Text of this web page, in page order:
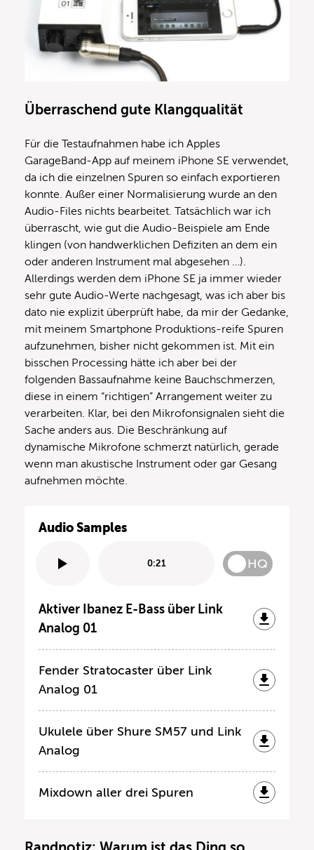
Überraschend gute Klangqualität
Für die Testaufnahmen habe ich Apples
GarageBand-App auf meinem iPhone SE verwendet,
da ich die einzelnen Spuren so einfach exportieren
konnte. Außer einer Normalisierung wurde an den
Audio-Files nichts bearbeitet. Tatsächlich war ich
überrascht, wie gut die Audio-Beispiele am Ende
klingen (von handwerklichen Defiziten an dem ein
oder anderen Instrument mal abgesehen …).
Allerdings werden dem iPhone SE ja immer wieder
sehr gute Audio-Werte nachgesagt, was ich aber bis
dato nie explizit überprüft habe, da mir der Gedanke,
mit meinem Smartphone Produktions-reife Spuren
aufzunehmen, bisher nicht gekommen ist. Mit ein
bisschen Processing hätte ich aber bei der
folgenden Bassaufnahme keine Bauchschmerzen,
diese in einem “richtigen” Arrangement weiter zu
verarbeiten. Klar, bei den Mikrofonsignalen sieht die
Sache anders aus. Die Beschränkung auf
dynamische Mikrofone schmerzt natürlich, gerade
wenn man akustische Instrument oder gar Gesang
aufnehmen möchte.
Audio Samples
0:21 HQ
Aktiver Ibanez E-Bass über Link
Analog 01
Fender Stratocaster über Link
Analog 01
Ukulele über Shure SM57 und Link
Analog
Mixdown aller drei Spuren